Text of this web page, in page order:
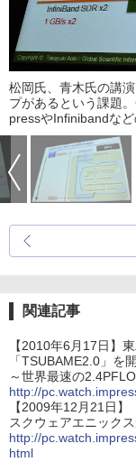
松岡氏、青木氏の講
プがあるという課題
pressやInfinibandな
関連記事
【2010年6月17日】
「TSUBAME2.0」を
～世界最速の
http://
【2009年12月21日】
スクウェアエニック
http://
html